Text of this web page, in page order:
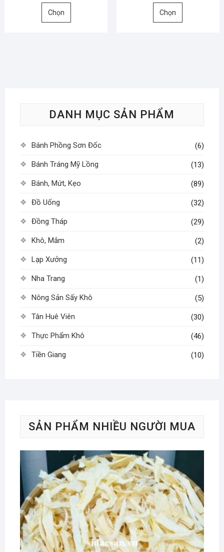
Chọn
Sản
chọn
được
chọn
trang
Chọn
Sản
được
chọn
trang
sản
phẩm
DANH MỤC SẢN PHẨM
Bánh Phồng Sơn Đốc (6)
Bánh Tráng Mỹ Lồng (13)
Bánh, Mứt, Kẹo (89)
Đồ Uống (32)
Đồng Tháp (29)
Khô, Mắm (2)
Lạp Xưởng (11)
Nha Trang (1)
Nông Sản Sấy Khô (5)
Tân Huê Viên (30)
Thực Phẩm Khô (46)
Tiền Giang (10)
SẢN PHẨM NHIỀU NGƯỜI MUA